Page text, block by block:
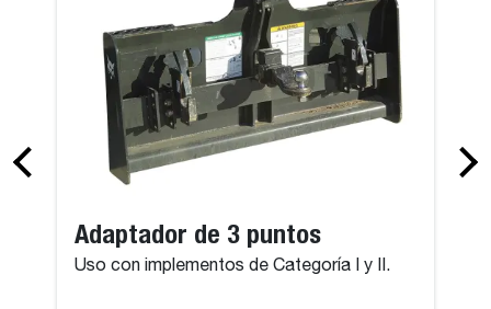
Adaptador de 3 puntos
Uso con implementos de Categoría I y II.